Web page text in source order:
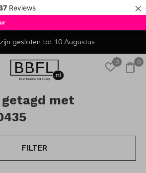
Reviews ×
0 0
gesloten tot 10 Augustus
met
FILTER